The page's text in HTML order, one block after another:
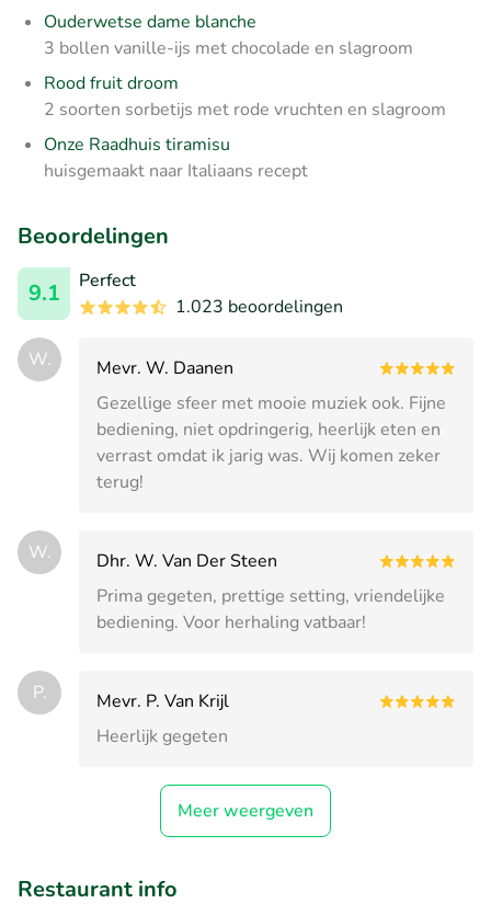
Ouderwetse dame blanche
3 bollen vanille-ijs met chocolade en slagroom
Rood fruit droom
2 soorten sorbetijs met rode vruchten en slagroom
Onze Raadhuis tiramisu
huisgemaakt naar Italiaans recept
Beoordelingen
9.1
Perfect
1.023 beoordelingen
W.
Mevr. W. Daanen
Gezellige sfeer met mooie muziek ook. Fijne
bediening, niet opdringerig, heerlijk eten en
verrast omdat ik jarig was. Wij komen zeker
terug!
W.
Dhr. W. Van Der Steen
Prima gegeten, prettige setting, vriendelijke
bediening. Voor herhaling vatbaar!
P.
Mevr. P. Van Krijl
Heerlijk gegeten
Meer weergeven
Restaurant info